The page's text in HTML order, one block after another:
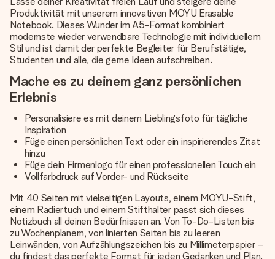
Produktivität mit unserem innovativen MOYU Erasable
Notebook. Dieses Wunder im A5-Format kombiniert
modernste wieder verwendbare Technologie mit individuellem
Stil und ist damit der perfekte Begleiter für Berufstätige,
Studenten und alle, die gerne Ideen aufschreiben.
Mache es zu deinem ganz persönlichen
Erlebnis
Personalisiere es mit deinem Lieblingsfoto für tägliche
Inspiration
Füge einen persönlichen Text oder ein inspirierendes Zitat
hinzu
Füge dein Firmenlogo für einen professionellen Touch ein
Vollfarbdruck auf Vorder- und Rückseite
Mit 40 Seiten mit vielseitigen Layouts, einem MOYU-Stift,
einem Radiertuch und einem Stifthalter passt sich dieses
Notizbuch all deinen Bedürfnissen an. Von To-Do-Listen bis
zu Wochenplanern, von linierten Seiten bis zu leeren
Leinwänden, von Aufzählungszeichen bis zu Millimeterpapier –
du findest das perfekte Format für jeden Gedanken und Plan.